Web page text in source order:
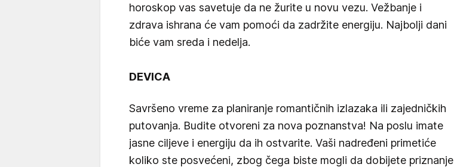
horoskop vas savetuje da ne žurite u novu vezu. Vežbanje i
zdrava ishrana će vam pomoći da zadržite energiju. Najbolji dani
biće vam sreda i nedelja.
DEVICA
Savršeno vreme za planiranje romantičnih izlazaka ili zajedničkih
putovanja. Budite otvoreni za nova poznanstva! Na poslu imate
jasne ciljeve i energiju da ih ostvarite. Vaši nadređeni primetiće
koliko ste posvećeni, zbog čega biste mogli da dobijete priznanje